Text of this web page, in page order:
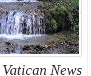
Vatican News